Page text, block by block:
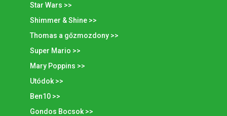
Star Wars >>
Shimmer & Shine >>
Thomas a gőzmozdony >>
Super Mario >>
Mary Poppins >>
Utódok >>
Ben10 >>
Gondos Bocsok >>